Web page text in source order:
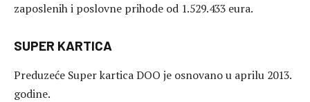
zaposlenih i poslovne prihode od 1.529.433 eura.
SUPER KARTICA
Preduzeće Super kartica DOO je osnovano u aprilu 2013.
godine.